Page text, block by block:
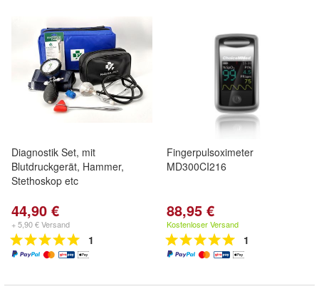
Diagnostik Set, mit
Blutdruckgerät, Hammer,
Stethoskop etc
44,90 €
+ 5,90 € Versand
1
Fingerpulsoximeter
MD300CI216
88,95 €
Kostenloser Versand
1